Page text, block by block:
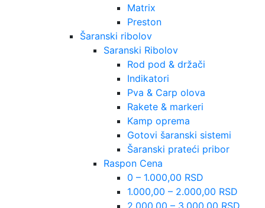
Matrix
Preston
Šaranski ribolov
Saranski Ribolov
Rod pod & držači
Indikatori
Pva & Carp olova
Rakete & markeri
Kamp oprema
Gotovi šaranski sistemi
Šaranski prateći pribor
Raspon Cena
0 – 1.000,00 RSD
1.000,00 – 2.000,00 RSD
2.000,00 – 3.000,00 RSD